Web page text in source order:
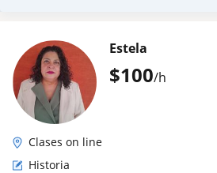
$100/h
Estela
Clases on line
Historia